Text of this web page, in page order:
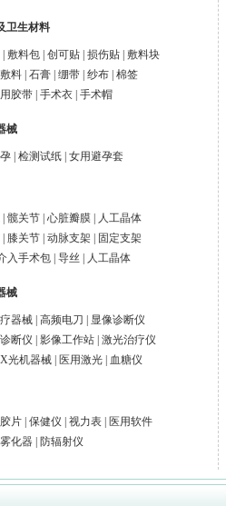
一次性医用防护服 排便自动护理机
卫生材料
敷料包 创可贴 损伤贴 敷料块
料 石膏 绷带 纱布 棉签
胶带 手术衣 手术帽
械
检测试纸 女用避孕套
髋关节 心脏瓣膜
人工晶体
膝关节 动脉支架
固定支架
入手术包 导丝 人工晶体
械
器械 高频电刀
显像诊断仪
断仪 影像工作站 激光治疗仪
X光机器械 医用激光 血糖仪
片 保健仪 视力表
医用软件
雾化器 防辐射仪